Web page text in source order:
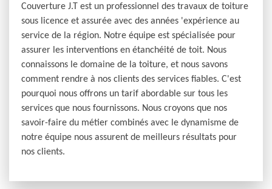
Couverture J.T est un professionnel des travaux de toiture
sous licence et assurée avec des années 'expérience au
service de la région. Notre équipe est spécialisée pour
assurer les interventions en étanchéité de toit. Nous
connaissons le domaine de la toiture, et nous savons
comment rendre à nos clients des services fiables. C'est
pourquoi nous offrons un tarif abordable sur tous les
services que nous fournissons. Nous croyons que nos
savoir-faire du métier combinés avec le dynamisme de
notre équipe nous assurent de meilleurs résultats pour
nos clients.